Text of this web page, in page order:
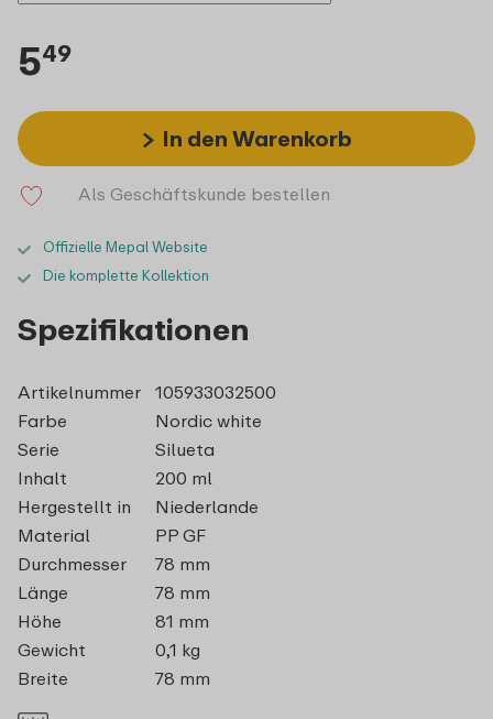
549
In den Warenkorb
Als Geschäftskunde bestellen
Offizielle Mepal Website
Die komplette Kollektion
Spezifikationen
Artikelnummer
105933032500
Farbe
Nordic white
Serie
Silueta
Inhalt
200 ml
Hergestellt in
Niederlande
Material
PP GF
Durchmesser
78 mm
Länge
78 mm
Höhe
81 mm
Gewicht
0,1 kg
Breite
78 mm